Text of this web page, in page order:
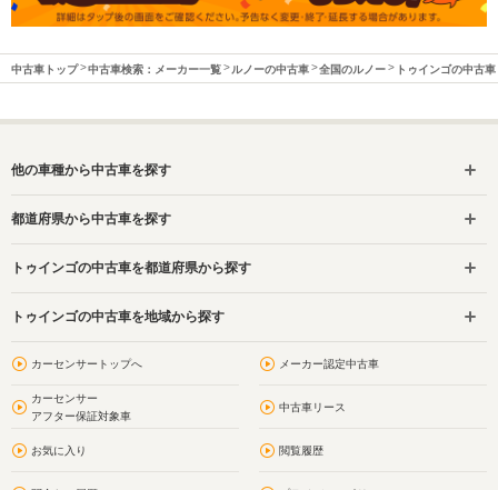
中古車トップ 中古車検索：メーカー一覧 ルノーの中古車 全国のルノー トゥインゴの中古車
他の車種から中古車を探す
都道府県から中古車を探す
トゥインゴの中古車を都道府県から探す
トゥインゴの中古車を地域から探す
カーセンサートップへ メーカー認定中古車
カーセンサー
アフター保証対象車
中古車リース
お気に入り 閲覧履歴